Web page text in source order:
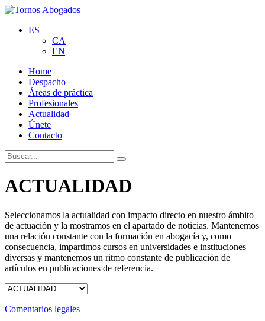
ES
CA
EN
Home
Despacho
Áreas de práctica
Profesionales
Actualidad
Únete
Contacto
ACTUALIDAD
Seleccionamos la actualidad con impacto directo en nuestro ámbito
de actuación y la mostramos en el apartado de noticias. Mantenemos
una relación constante con la formación en abogacía y, como
consecuencia, impartimos cursos en universidades e instituciones
diversas y mantenemos un ritmo constante de publicación de
artículos en publicaciones de referencia.
Comentarios legales